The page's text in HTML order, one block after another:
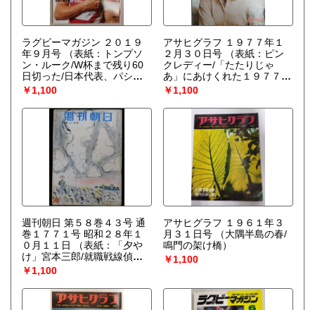
ラグビーマガジン ２０１９
年９月号
（表紙：トンプソ
ン・ルーク/W杯まで残り60
日切った/日本代表、パシフ
ィック・ネーションズカップ
へ）
￥1,100
アサヒグラフ １９７７年１
２月３０日号
（表紙：ピン
クレディー/「たたりじゃ
あ」にあけくれた１９７７
年）
￥1,100
週刊朝日 第５８巻４３号 通
巻１７７１号 昭和２８年１
０月１１日
（表紙：「夕や
け」宮本三郎/就職戦線偵
察）
￥1,100
アサヒグラフ １９６１年３
月３１日号
（大隅半島の春/
鳴門の架け橋）
￥1,100